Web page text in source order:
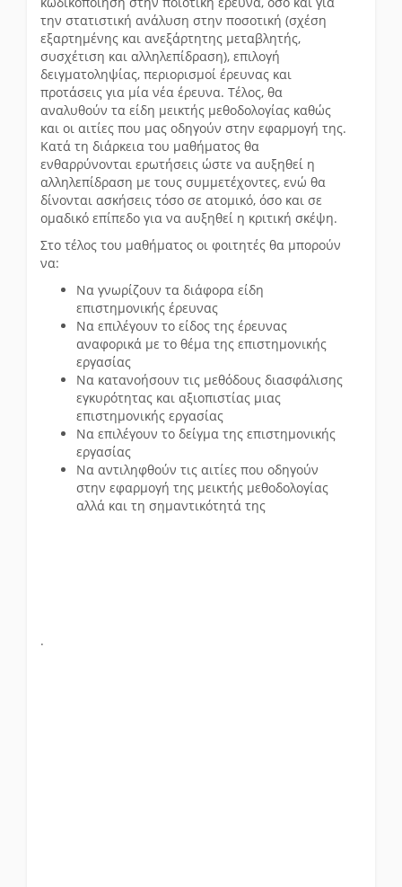
την στατιστική ανάλυση στην ποσοτική (σχέση
εξαρτημένης και ανεξάρτητης μεταβλητής,
συσχέτιση και αλληλεπίδραση), επιλογή
δειγματοληψίας, περιορισμοί έρευνας και
προτάσεις για μία νέα έρευνα. Τέλος, θα
αναλυθούν τα είδη μεικτής μεθοδολογίας καθώς
και οι αιτίες που μας οδηγούν στην εφαρμογή της.
Κατά τη διάρκεια του μαθήματος θα
ενθαρρύνονται ερωτήσεις ώστε να αυξηθεί η
αλληλεπίδραση με τους συμμετέχοντες, ενώ θα
δίνονται ασκήσεις τόσο σε ατομικό, όσο και σε
ομαδικό επίπεδο για να αυξηθεί η κριτική σκέψη.
Στο τέλος του μαθήματος οι φοιτητές θα μπορούν
να:
Να γνωρίζουν τα διάφορα είδη
επιστημονικής έρευνας
Να επιλέγουν το είδος της έρευνας
αναφορικά με το θέμα της επιστημονικής
εργασίας
Να κατανοήσουν τις μεθόδους διασφάλισης
εγκυρότητας και αξιοπιστίας μιας
επιστημονικής εργασίας
Να επιλέγουν το δείγμα της επιστημονικής
εργασίας
Να αντιληφθούν τις αιτίες που οδηγούν
στην εφαρμογή της μεικτής μεθοδολογίας
αλλά και τη σημαντικότητά της
.